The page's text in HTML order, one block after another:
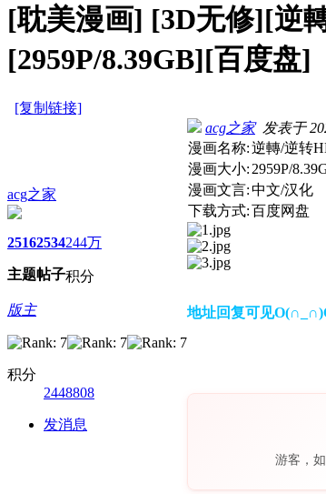
[耽美漫画] [3D无修][逆
[2959P/8.39GB][百度盘]
[复制链接]
acg之家
2516
主题
2534
帖子
244万
积分
版主
积分
2448808
发消息
acg之家发表于
漫画名称:逆轉/逆转
漫画大小: 2959P/
漫画文言:中文/汉化
下载方式:百度网盘
地址回复可见
游客，